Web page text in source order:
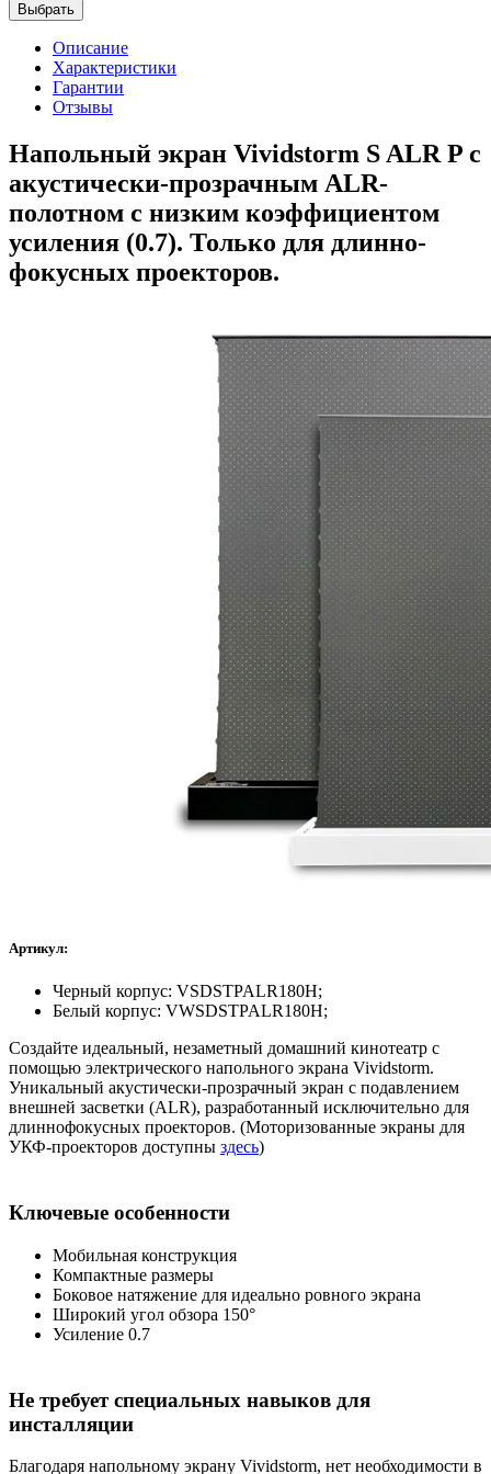
Выбрать
Описание
Характеристики
Гарантии
Отзывы
Напольный экран Vividstorm S ALR P с
акустически-прозрачным ALR-
полотном c низким коэффициентом
усиления (0.7). Только для длинно-
фокусных проекторов.
Артикул:
Черный корпус: VSDSTPALR180H;
Белый корпус: VWSDSTPALR180H;
Создайте идеальный, незаметный домашний кинотеатр с
помощью электрического напольного экрана Vividstorm.
Уникальный акустически-прозрачный экран с подавлением
внешней засветки (ALR), разработанный исключительно для
длиннофокусных проекторов. (Моторизованные экраны для
УКФ-проекторов доступны здесь)
Ключевые особенности
Мобильная конструкция
Компактные размеры
Боковое натяжение для идеально ровного экрана
Широкий угол обзора 150°
Усиление 0.7
Не требует специальных навыков для
инсталляции
Благодаря напольному экрану Vividstorm, нет необходимости в